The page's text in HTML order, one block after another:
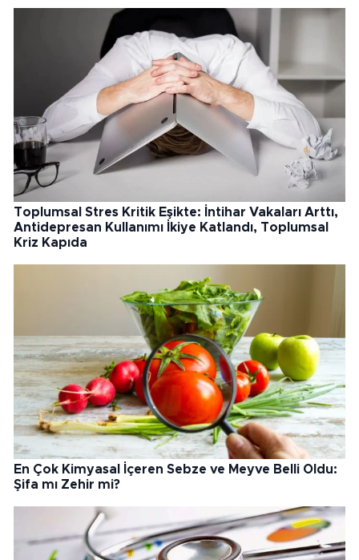
Toplumsal Stres Kritik Eşikte: İntihar Vakaları Arttı,
Antidepresan Kullanımı İkiye Katlandı, Toplumsal
Kriz Kapıda
En Çok Kimyasal İçeren Sebze ve Meyve Belli Oldu:
Şifa mı Zehir mi?